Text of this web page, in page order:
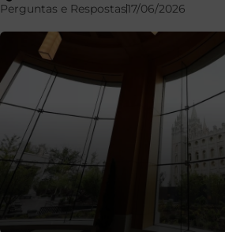
Perguntas e Respostas17/06/2026